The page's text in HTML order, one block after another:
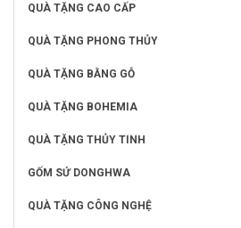
QUÀ TẶNG CAO CẤP
QUÀ TẶNG PHONG THỦY
QUÀ TẶNG BẰNG GỖ
QUÀ TẶNG BOHEMIA
QUÀ TẶNG THỦY TINH
GỐM SỨ DONGHWA
QUÀ TẶNG CÔNG NGHỆ